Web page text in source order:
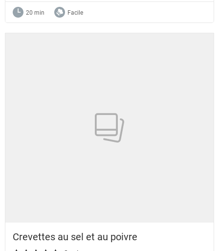
20 min Facile
Crevettes au sel et au poivre